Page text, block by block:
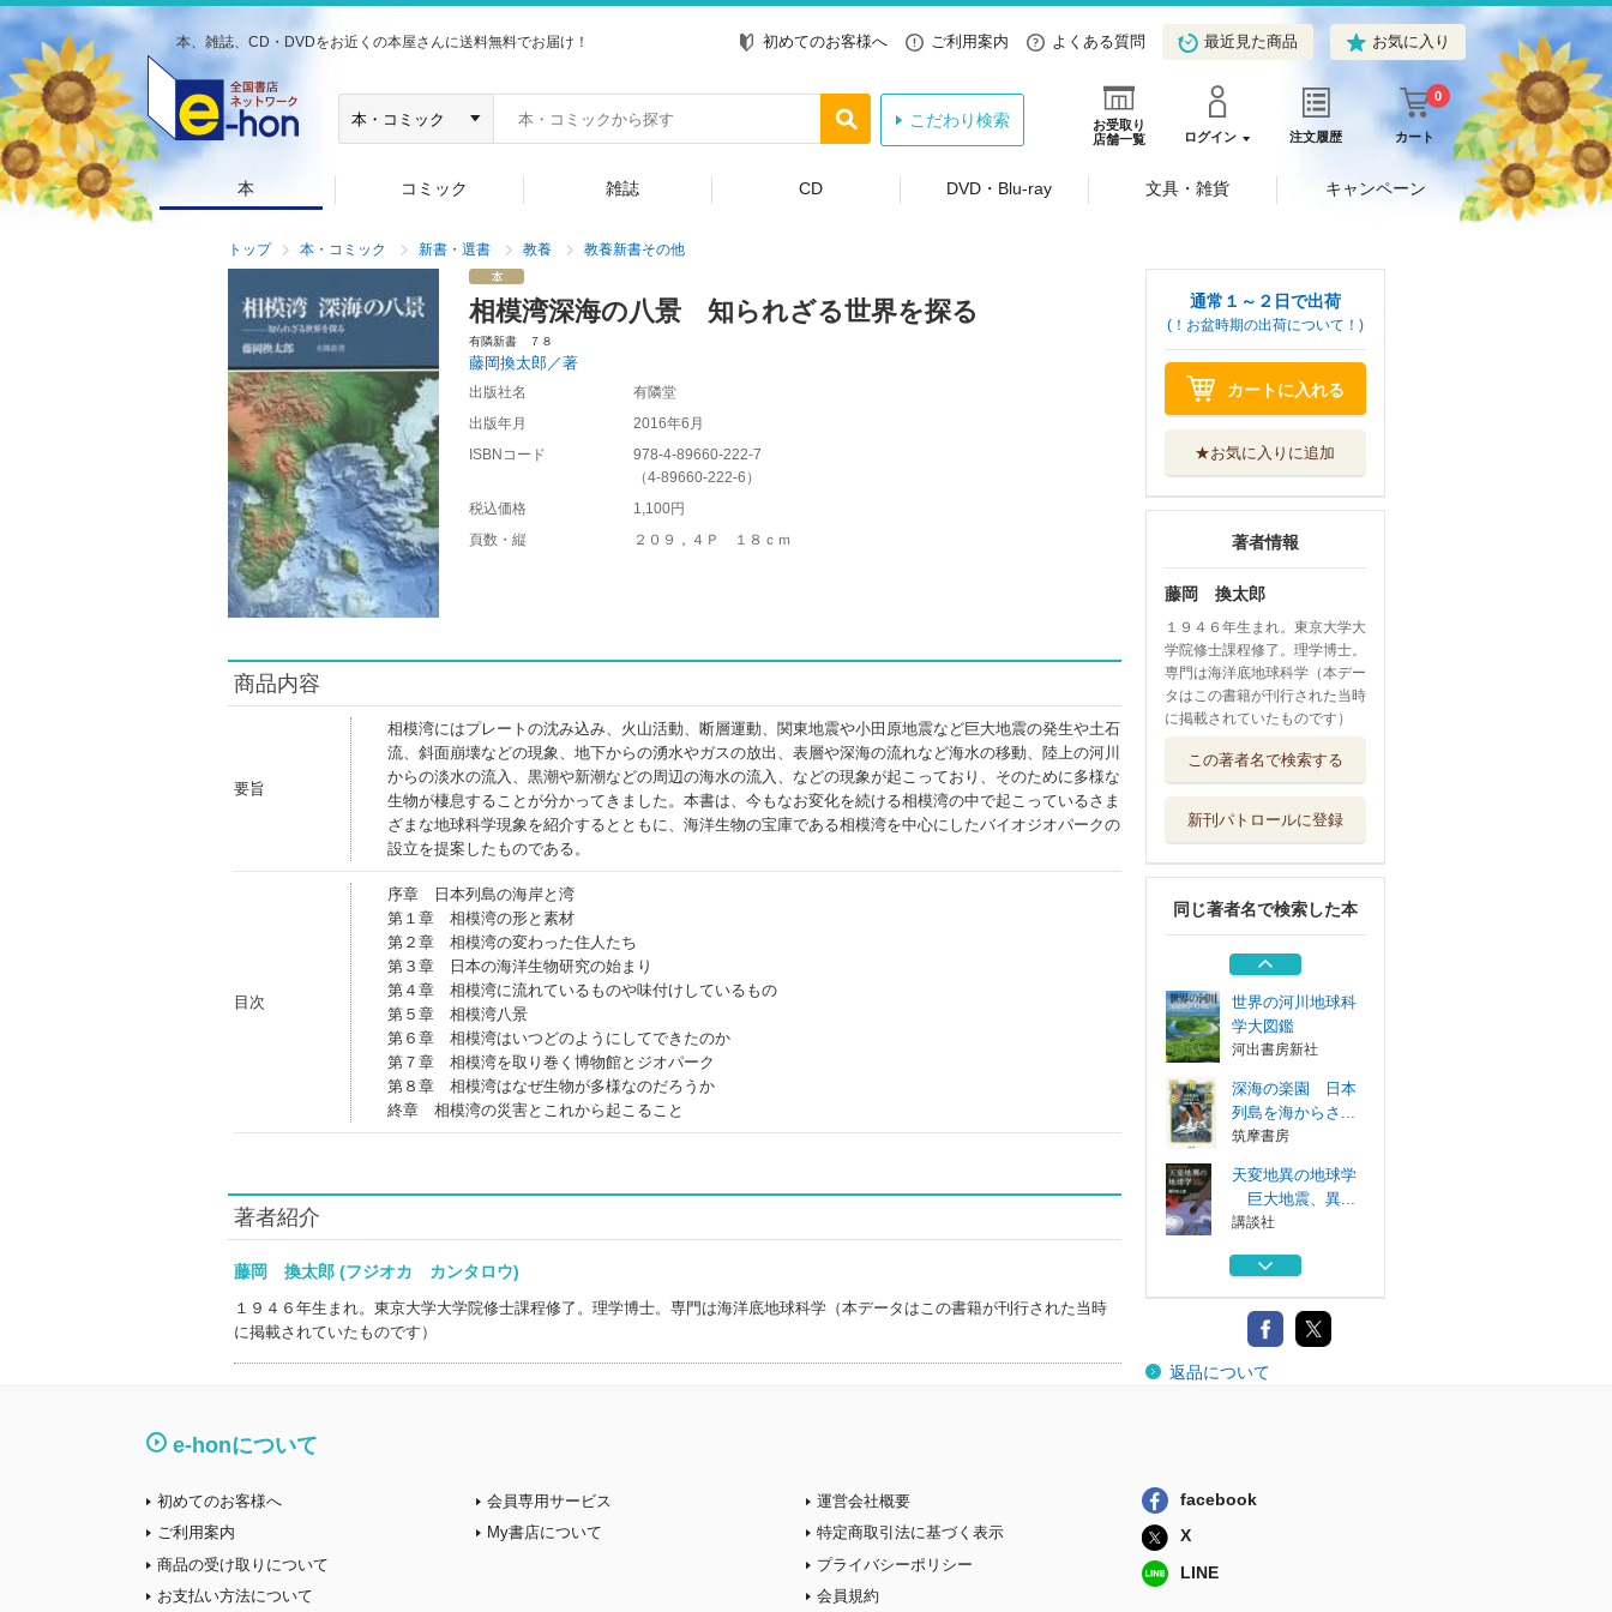
本、雑誌、CD・DVDをお近くの本屋さんに送料無料でお届け！ 初めてのお客様へ ご利用案内 よくある質問 最近見た商品 お気に入り
お受取り
店舗一覧
ログイン 注文履歴 カート
0
こだわり検索
本 コミック 雑誌 CD DVD・Blu-ray 文具・雑貨 キャンペーン
トップ 本・コミック 新書・選書 教養 教養新書その他
相模湾深海の八景 知られざる世界を探る
有隣新書 ７８
藤岡換太郎／著
出版社名
有隣堂
出版年月
2016年6月
ISBNコード
978-4-89660-222-7
（4-89660-222-6 ）
税込価格
1,100円
頁数・縦
２０９，４Ｐ １８ｃｍ
商品内容
要旨
相模湾にはプレートの沈み込み、火山活動、断層運動、関東地震や小田原地震など巨大地震の発生や土石
流、斜面崩壊などの現象、地下からの湧水やガスの放出、表層や深海の流れなど海水の移動、陸上の河川
からの淡水の流入、黒潮や新潮などの周辺の海水の流入、などの現象が起こっており、そのために多様な
生物が棲息することが分かってきました。本書は、今もなお変化を続ける相模湾の中で起こっているさま
ざまな地球科学現象を紹介するとともに、海洋生物の宝庫である相模湾を中心にしたバイオジオパークの
設立を提案したものである。
目次
序章 日本列島の海岸と湾
第１章 相模湾の形と素材
第２章 相模湾の変わった住人たち
第３章 日本の海洋生物研究の始まり
第４章 相模湾に流れているものや味付けしているもの
第５章 相模湾八景
第６章 相模湾はいつどのようにしてできたのか
第７章 相模湾を取り巻く博物館とジオパーク
第８章 相模湾はなぜ生物が多様なのだろうか
終章 相模湾の災害とこれから起こること
著者紹介
藤岡 換太郎 (フジオカ カンタロウ)
１９４６年生まれ。東京大学大学院修士課程修了。理学博士。専門は海洋底地球科学（本データはこの書籍が刊行された当時
に掲載されていたものです）
通常１～２日で出荷
(！お盆時期の出荷について！)
カートに入れる
★お気に入りに追加
著者情報
藤岡 換太郎
１９４６年生まれ。東京大学大
学院修士課程修了。理学博士。
専門は海洋底地球科学（本デー
タはこの書籍が刊行された当時
に掲載されていたものです）
この著者名で検索する
新刊パトロールに登録
同じ著者名で検索した本
巨大地震、異...
見えない絶景 深
講談社
世界でいちばん素
敵な海の教室
三才ブックス
世界の河川地球科
学大図鑑
河出書房新社
深海の楽園 日本
列島を海からさ...
筑摩書房
天変地異の地球学
巨大地震、異...
講談社
見えない絶景 深
講談社
世界でいちばん素
敵な海の教室
返品について
e-honについて
初めてのお客様へ
ご利用案内
商品の受け取りについて
お支払い方法について
会員専用サービス
My書店について
運営会社概要
特定商取引法に基づく表示
プライバシーポリシー
会員規約
facebook
X
LINE